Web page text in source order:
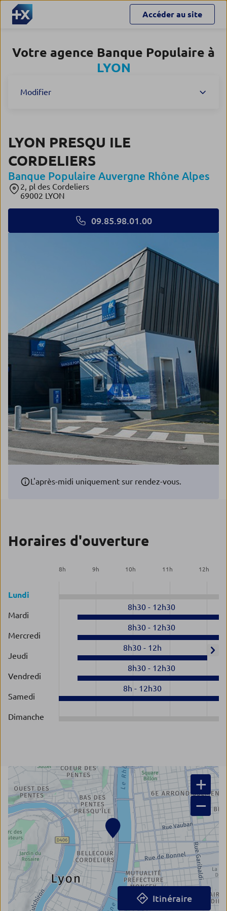
Accéder au site
Votre agence Banque Populaire à
LYON
Modifier
LYON PRESQU ILE
CORDELIERS
Banque Populaire Auvergne Rhône Alpes
2, pl des Cordeliers
69002 LYON
09.85.98.01.00
L'après-midi uniquement sur rendez-vous.
Horaires d'ouverture
8h 9h 10h 11 h 12h
Lundi
Mardi
8h30- 12h30
Mercredi
8h30- 12h30
Jeudi
8h30- 12h
Vendredi
8h30- 12h30
Samedi
8h - 12h30
Dimanche
+
−
Itinéraire